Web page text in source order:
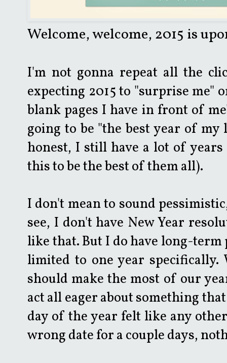
Welcome, welcome, 2015 is
I'm not gonna repeat all the
expecting 2015 to "surprise me"
blank pages I have in front of
going to be "the best year of
honest, I still have a lot of
this to be the best of them all).
I don't mean to sound
see, I don't have New Year
like that. But I do have long-
limited to one year
should make the most of our
act all eager about something
day of the year felt like any
wrong date for a couple days,